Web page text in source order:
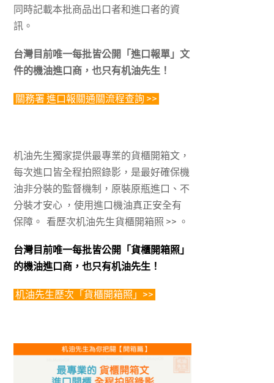
同時記載本批商品出口者和進口者的資
訊。
台灣目前唯一每批皆公開「進口報單」文
件的機油進口商，也只有机油先生！
關務署 進口報關通關流程查詢 >>
机油先生獨家提供最專業的貨櫃開箱文，
每次進口皆全程拍照錄影，是最好確保機
油非分裝的監督機制，原裝原瓶進口、不
分裝才安心 ，使用進口機油真正安全有
保障。 看歷次机油先生貨櫃開箱照 >> 。
台灣目前唯一每批皆公開「貨櫃開箱照」
的機油進口商，也只有机油先生！
机油先生歷次「貨櫃開箱照」>>